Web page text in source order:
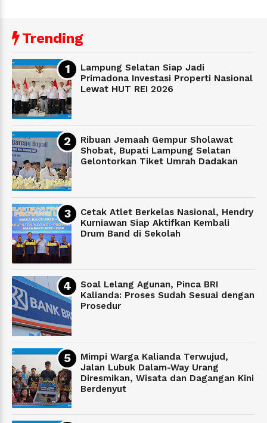
Trending
Lampung Selatan Siap Jadi
Primadona Investasi Properti Nasional
Lewat HUT REI 2026
Ribuan Jemaah Gempur Sholawat
Shobat, Bupati Lampung Selatan
Gelontorkan Tiket Umrah Dadakan
Cetak Atlet Berkelas Nasional, Hendry
Kurniawan Siap Aktifkan Kembali
Drum Band di Sekolah
Soal Lelang Agunan, Pinca BRI
Kalianda: Proses Sudah Sesuai dengan
Prosedur
Mimpi Warga Kalianda Terwujud,
Jalan Lubuk Dalam-Way Urang
Diresmikan, Wisata dan Dagangan Kini
Berdenyut